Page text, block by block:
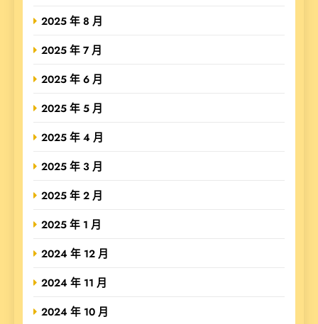
2025 年 8 月
2025 年 7 月
2025 年 6 月
2025 年 5 月
2025 年 4 月
2025 年 3 月
2025 年 2 月
2025 年 1 月
2024 年 12 月
2024 年 11 月
2024 年 10 月